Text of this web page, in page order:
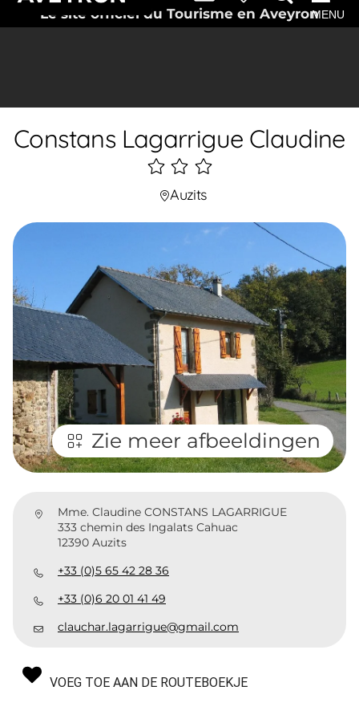
Le site officiel du Tourisme en AveyronMENU
Constans Lagarrigue Claudine
3
étoiles
Auzits
Zie meer afbeeldingen
Mme. Claudine CONSTANS LAGARRIGUE
333 chemin des Ingalats Cahuac
12390 Auzits
+33 (0)5 65 42 28 36
+33 (0)6 20 01 41 49
clauchar.lagarrigue@gmail.com
VOEG TOE AAN DE ROUTEBOEKJE